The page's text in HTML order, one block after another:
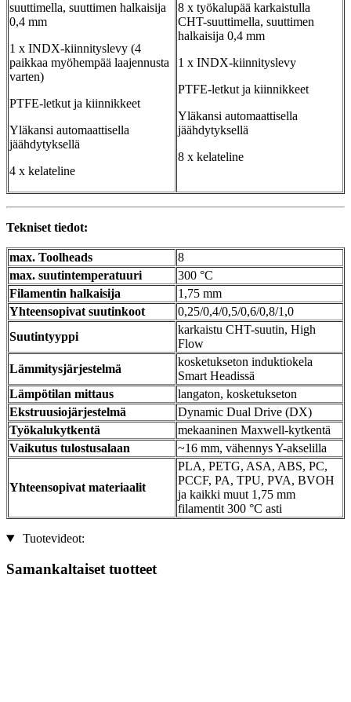
suuttimella, suuttimen halkaisija
0,4 mm
1 x INDX-kiinnityslevy (4
paikkaa myöhempää laajennusta
varten)
PTFE-letkut ja kiinnikkeet
Yläkansi automaattisella
jäähdytyksellä
4 x kelateline
8 x työkalupää karkaistulla
CHT-suuttimella, suuttimen
halkaisija 0,4 mm
1 x INDX-kiinnityslevy
PTFE-letkut ja kiinnikkeet
Yläkansi automaattisella
jäähdytyksellä
8 x kelateline
Tekniset tiedot:
max. Toolheads
8
max. suutintemperatuuri
300 °C
Filamentin halkaisija
1,75 mm
Yhteensopivat suutinkoot
0,25/0,4/0,5/0,6/0,8/1,0
Suutintyyppi
karkaistu CHT-suutin, High
Flow
Lämmitysjärjestelmä
kosketukseton induktiokela
Smart Headissä
Lämpötilan mittaus
langaton, kosketukseton
Ekstruusiojärjestelmä
Dynamic Dual Drive (DX)
Työkalukytkentä
mekaaninen Maxwell-kytkentä
Vaikutus tulostusalaan
~16 mm, vähennys Y-akselilla
Yhteensopivat materiaalit
PLA, PETG, ASA, ABS, PC,
PCCF, PA, TPU, PVA, BVOH
ja kaikki muut 1,75 mm
filamentit 300 °C asti
Tuotevideot:
Samankaltaiset tuotteet